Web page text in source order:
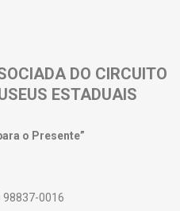
DO CIRCUITO
ESTADUAIS
o Presente”
98837-0016